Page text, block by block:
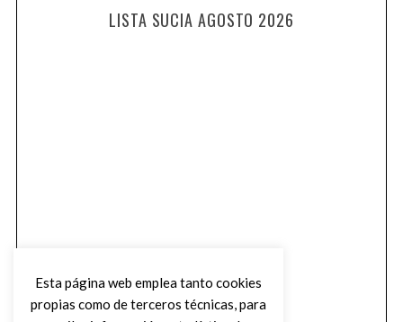
LISTA SUCIA AGOSTO 2026
Esta página web emplea tanto cookies
propias como de terceros técnicas, para